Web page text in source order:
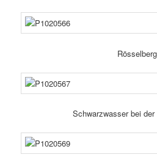
Rösselberg
Schwarzwasser bei der